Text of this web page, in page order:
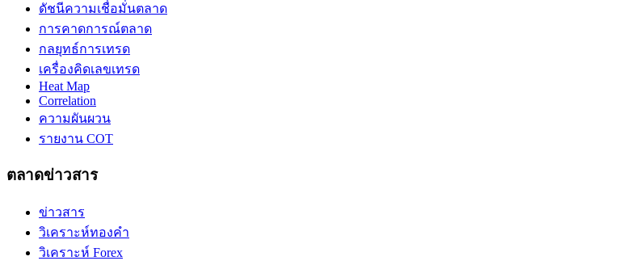
ดัชนีความเชื่อมั่นตลาด
การคาดการณ์ตลาด
กลยุทธ์การเทรด
เครื่องคิดเลขเทรด
Heat Map
Correlation
ความผันผวน
รายงาน COT
ตลาดข่าวสาร
ข่าวสาร
วิเคราะห์ทองคำ
วิเคราะห์ Forex